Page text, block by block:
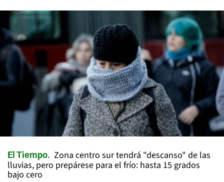
El Tiempo
Zona centro sur tendrá "descanso" de las
lluvias, pero prepárese para el frío: hasta 15 grados
bajo cero